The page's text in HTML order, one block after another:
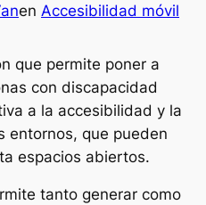
en Accesibilidad móvil
que permite poner a
con discapacidad
a la accesibilidad y la
entornos, que pueden
espacios abiertos.
tanto generar como